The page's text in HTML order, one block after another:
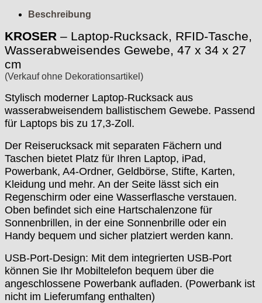
Beschreibung
KROSER – Laptop-Rucksack, RFID-Tasche,
Wasserabweisendes Gewebe, 47 x 34 x 27
cm
(Verkauf ohne Dekorationsartikel)
Stylisch moderner Laptop-Rucksack aus
wasserabweisendem ballistischem Gewebe. Passend
für Laptops bis zu 17,3-Zoll.
Der Reiserucksack mit separaten Fächern und
Taschen bietet Platz für Ihren Laptop, iPad,
Powerbank, A4-Ordner, Geldbörse, Stifte, Karten,
Kleidung und mehr. An der Seite lässt sich ein
Regenschirm oder eine Wasserflasche verstauen.
Oben befindet sich eine Hartschalenzone für
Sonnenbrillen, in der eine Sonnenbrille oder ein
Handy bequem und sicher platziert werden kann.
USB-Port-Design: Mit dem integrierten USB-Port
können Sie Ihr Mobiltelefon bequem über die
angeschlossene Powerbank aufladen. (Powerbank ist
nicht im Lieferumfang enthalten)